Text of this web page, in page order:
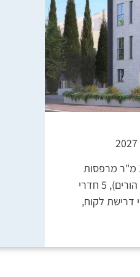
פנטהאוז מהמם ויוקרתי בודד על כל הקומה, 150 מ"ר בנוי, 190 מ"ר מרפסות
(מרפסת אחת ביציאה מהסלון ומרפסת שניה ביציאה מחדר שינה הורים), 5 חדרי
דרישת לקוח,